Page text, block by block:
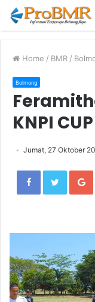
Home / BMR /
Bolmong
KNPI CUP
Jumat, 27 Oktober
FacebookTwitter